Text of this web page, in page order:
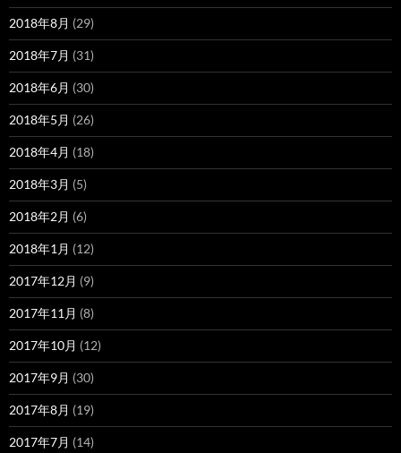
2018年8月 (29)
2018年7月 (31)
2018年6月 (30)
2018年5月 (26)
2018年4月 (18)
2018年3月 (5)
2018年2月 (6)
2018年1月 (12)
2017年12月 (9)
2017年11月 (8)
2017年10月 (12)
2017年9月 (30)
2017年8月 (19)
2017年7月 (14)